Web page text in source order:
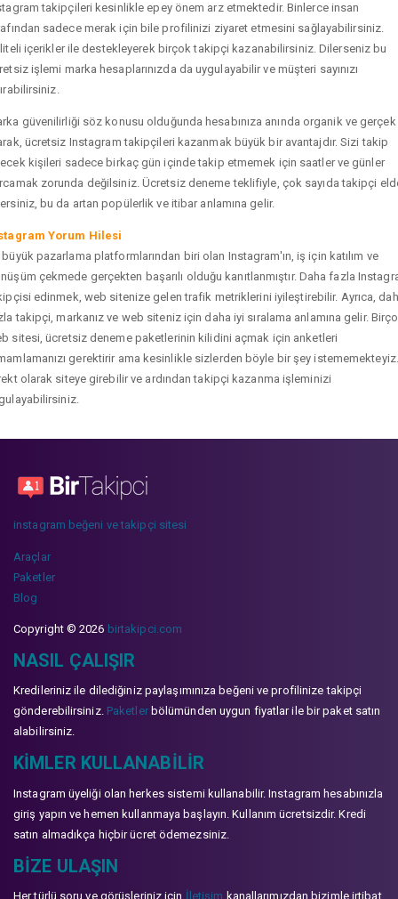
takipçileri kesinlikle epey önem arz etmektedir. Binlerce insan
sadece merak için bile profilinizi ziyaret etmesini sağlayabilirsiniz.
içerikler ile destekleyerek birçok takipçi kazanabilirsiniz. Dilerseniz bu
işlemi marka hesaplarınızda da uygulayabilir ve müşteri sayınızı
güvenilirliği söz konusu olduğunda hesabınıza anında organik ve gerçek
ücretsiz Instagram takipçileri kazanmak büyük bir avantajdır. Sizi takip
kişileri sadece birkaç gün içinde takip etmemek için saatler ve günler
zorunda değilsiniz. Ücretsiz deneme teklifiyle, çok sayıda takipçi
bu da artan popülerlik ve itibar anlamına gelir.
Yorum Hilesi
büyük pazarlama platformlarından biri olan Instagram'ın, iş için katılım ve
çekmede gerçekten başarılı olduğu kanıtlanmıştır. Daha fazla
edinmek, web sitenize gelen trafik metriklerini iyileştirebilir. Ayrıca,
takipçi, markanız ve web siteniz için daha iyi sıralama anlamına gelir.
sitesi, ücretsiz deneme paketlerinin kilidini açmak için anketleri
gerektirir ama kesinlikle sizlerden böyle bir şey istememekteyiz.
olarak siteye girebilir ve ardından takipçi kazanma işleminizi
instagram beğeni ve takipçi sitesi
Araçlar
Paketler
Blog
Copyright © 2026 birtakipci.com
NASIL ÇALIŞIR
Kredileriniz ile dilediğiniz paylaşımınıza beğeni ve profilinize takipçi
gönderebilirsiniz. Paketlerbölümünden uygun fiyatlar ile bir paket satın
alabilirsiniz.
KIMLER KULLANABILIR
Instagram üyeliği olan herkes sistemi kullanabilir. Instagram hesabınızla
giriş yapın ve hemen kullanmaya başlayın. Kullanım ücretsizdir. Kredi
satın almadıkça hiçbir ücret ödemezsiniz.
BIZE ULAŞIN
Her türlü soru ve görüşleriniz için İletişim kanallarımızdan bizimle irtibat